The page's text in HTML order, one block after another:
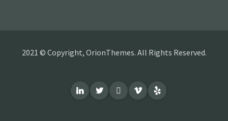
2021 © Copyright, OrionThemes. All Rights Reserved.